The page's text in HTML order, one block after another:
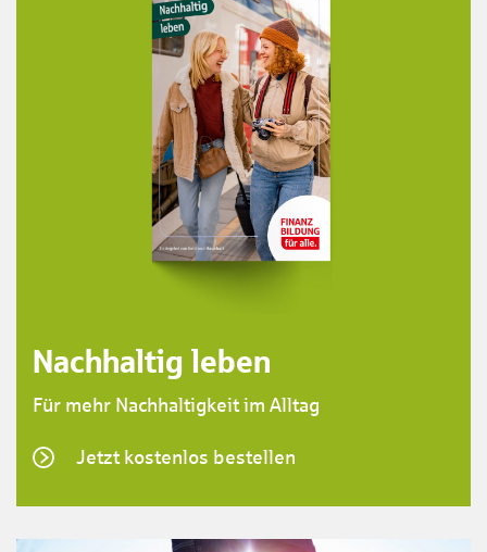
Nachhaltig leben
Für mehr Nachhaltigkeit im Alltag
Jetzt kostenlos bestellen